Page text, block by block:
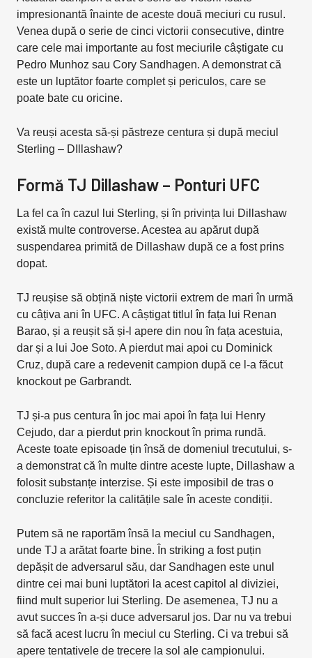
impresionantă înainte de aceste două meciuri cu rusul.
Venea după o serie de cinci victorii consecutive, dintre
care cele mai importante au fost meciurile câștigate cu
Pedro Munhoz sau Cory Sandhagen. A demonstrat că
este un luptător foarte complet și periculos, care se
poate bate cu oricine.
Va reuși acesta să-și păstreze centura și după meciul
Sterling – DIllashaw?
Formă TJ Dillashaw – Ponturi UFC
La fel ca în cazul lui Sterling, și în privința lui Dillashaw
există multe controverse. Acestea au apărut după
suspendarea primită de Dillashaw după ce a fost prins
dopat.
TJ reușise să obțină niște victorii extrem de mari în urmă
cu câțiva ani în UFC. A câștigat titlul în fața lui Renan
Barao, și a reușit să și-l apere din nou în fața acestuia,
dar și a lui Joe Soto. A pierdut mai apoi cu Dominick
Cruz, după care a redevenit campion după ce l-a făcut
knockout pe Garbrandt.
TJ și-a pus centura în joc mai apoi în fața lui Henry
Cejudo, dar a pierdut prin knockout în prima rundă.
Aceste toate episoade țin însă de domeniul trecutului, s-
a demonstrat că în multe dintre aceste lupte, Dillashaw a
folosit substanțe interzise. Și este imposibil de tras o
concluzie referitor la calitățile sale în aceste condiții.
Putem să ne raportăm însă la meciul cu Sandhagen,
unde TJ a arătat foarte bine. În striking a fost puțin
depășit de adversarul său, dar Sandhagen este unul
dintre cei mai buni luptători la acest capitol al diviziei,
fiind mult superior lui Sterling. De asemenea, TJ nu a
avut succes în a-și duce adversarul jos. Dar nu va trebui
să facă acest lucru în meciul cu Sterling. Ci va trebui să
apere tentativele de trecere la sol ale campionului.